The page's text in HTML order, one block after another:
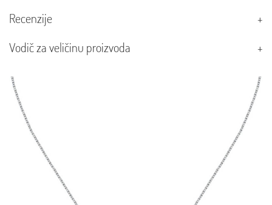
Recenzije
Vodič za veličinu proizvoda